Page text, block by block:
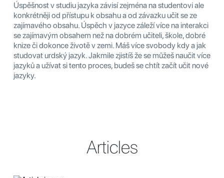
Úspěšnost v studiu jazyka závisí zejména na studentovi ale
konkrétněji od přístupu k obsahu a od závazku učit se ze
zajímavého obsahu. Úspěch v jazyce záleží více na interakci
se zajímavým obsahem než na dobrém učiteli, škole, dobré
knize či dokonce životě v zemi. Máš více svobody kdy a jak
studovat urdský jazyk. Jakmile zjistíš že se můžeš naučit více
jazyků a užívat si tento proces, budeš se chtít začít učit nové
jazyky.
Articles